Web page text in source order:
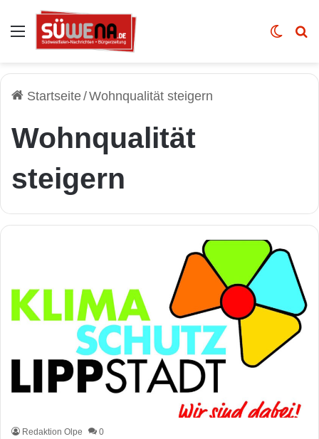
Auswahl Skin
Startseite/Wohnqualität steigern
Wohnqualität
steigern
Redaktion Olpe 0